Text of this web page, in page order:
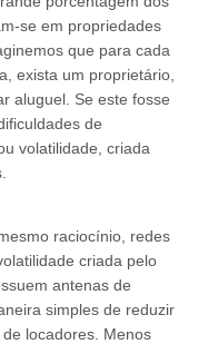
se em propriedades
que para cada
exista um proprietário,
aluguel. Se este fosse
de
volatilidade, criada
raciocínio, redes
criada pelo
antenas de
simples de reduzir
locadores. Menos